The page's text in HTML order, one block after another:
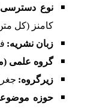
نوع
کامنز (کل
زبان نشریه:
گروه علمی
زیرگروه:
حوزه